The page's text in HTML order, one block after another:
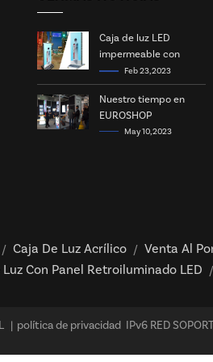
Caja de luz LED
impermeable con
energía solar
Feb 23, 2023
Nuestro tiempo en
EUROSHOP
May 10, 2023
/ Caja De Luz Acrílico / Venta Al
Con Panel Retroiluminado LED /
| política de privacidad IPv6 RED